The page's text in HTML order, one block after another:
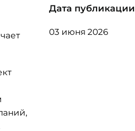
Дата публикации
03 июня 2026